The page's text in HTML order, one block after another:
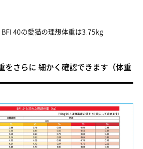
BFI 40の愛猫の理想体重は3.75kg
をさらに 細かく確認できます（体重